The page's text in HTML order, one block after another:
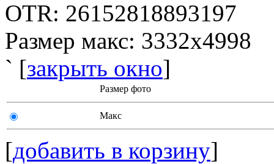
OTR: 26152818893197
Размер макс: 3332x4998
` [закрыть окно]
Размер фото
Макс
[добавить в корзину]